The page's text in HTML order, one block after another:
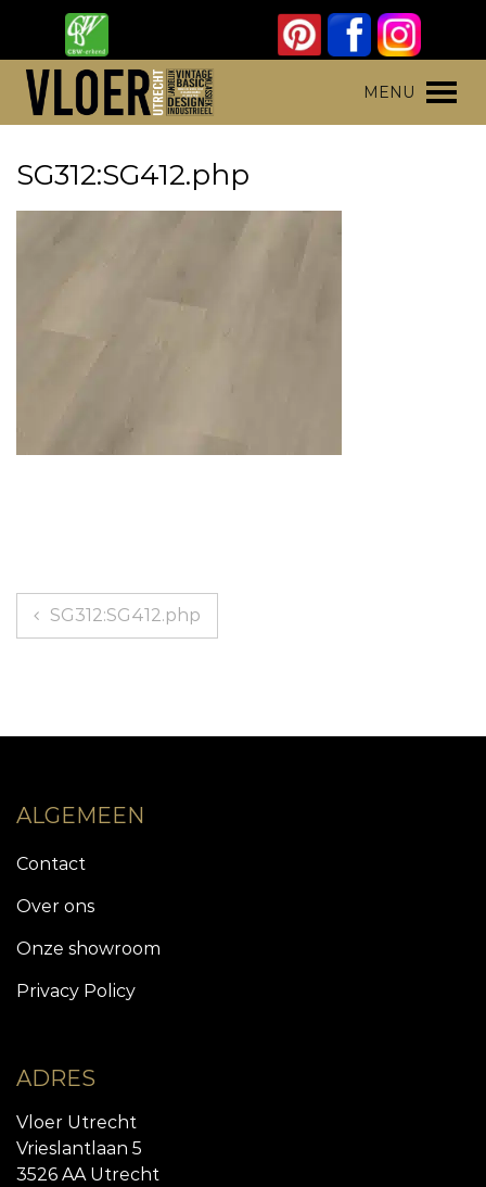
content
MENU
SG312:SG412.php
Bericht
navigatie
SG312:SG412.php
ALGEMEEN
Contact
Over ons
Onze showroom
Privacy Policy
ADRES
Vloer Utrecht
Vrieslantlaan 5
3526 AA Utrecht